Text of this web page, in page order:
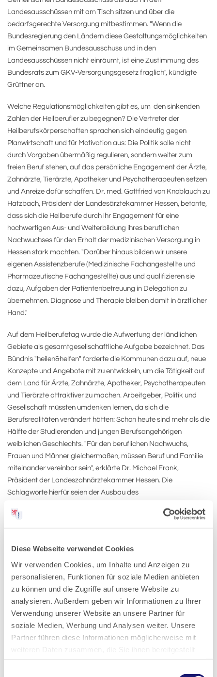
Diese Webseite verwendet Cookies
Wir verwenden Cookies, um Inhalte und Anzeigen zu
personalisieren, Funktionen für soziale Medien anbieten
zu können und die Zugriffe auf unsere Website zu
analysieren. Außerdem geben wir Informationen zu Ihrer
Verwendung unserer Website an unsere Partner für
soziale Medien, Werbung und Analysen weiter. Unsere
Partner führen diese Informationen möglicherweise mit
haben oder die sie im Rahmen Ihrer Nutzung der Dienste
Landesausschüssen mit am Tisch sitzen und über die
bedarfsgerechte Versorgung mitbestimmen. "Wenn die
Bundesregierung den Ländern diese Gestaltungsmöglichkeiten
im Gemeinsamen Bundesausschuss und in den
Landesausschüssen nicht einräumt, ist eine Zustimmung des
Bundesrats zum GKV-Versorgungsgesetz fraglich", kündigte
Grüttner an.
Welche Regulationsmöglichkeiten gibt es, um den sinkenden
Zahlen der Heilberufler zu begegnen? Die Vertreter der
Heilberufskörperschaften sprachen sich eindeutig gegen
Planwirtschaft und für Motivation aus: Die Politik solle nicht
durch Vorgaben übermäßig regulieren, sondern weiter zum
freien Beruf stehen, auf das persönliche Engagement der Ärzte,
Zahnärzte, Tierärzte, Apotheker und Psychotherapeuten setzen
und Anreize dafür schaffen. Dr. med. Gottfried von Knoblauch zu
Hatzbach, Präsident der Landesärztekammer Hessen, betonte,
dass sich die Heilberufe durch ihr Engagement für eine
hochwertigen Aus- und Weiterbildung ihres beruflichen
Nachwuchses für den Erhalt der medizinischen Versorgung in
Hessen stark machten. "Darüber hinaus bilden wir unsere
eigenen Assistenzberufe (Medizinische Fachangestellte und
Pharmazeutische Fachangestellte) aus und qualifizieren sie
dazu, Aufgaben der Patientenbetreuung in Delegation zu
übernehmen. Diagnose und Therapie bleiben damit in ärztlicher
Hand."
Auf dem Heilberufetag wurde die Aufwertung der ländlichen
Gebiete als gesamtgesellschaftliche Aufgabe bezeichnet. Das
Bündnis "heilen&helfen" forderte die Kommunen dazu auf, neue
Konzepte und Angebote mit zu entwickeln, um die Tätigkeit auf
dem Land für Ärzte, Zahnärzte, Apotheker, Psychotherapeuten
und Tierärzte attraktiver zu machen. Arbeitgeber, Politik und
Gesellschaft müssten umdenken lernen, da sich die
Berufsrealitäten verändert hätten: Schon heute sind mehr als die
Hälfte der Studierenden und jungen Berufsangehörigen
weiblichen Geschlechts. "Für den beruflichen Nachwuchs,
Frauen und Männer gleichermaßen, müssen Beruf und Familie
miteinander vereinbar sein", erklärte Dr. Michael Frank,
Präsident der Landeszahnärztekammer Hessen. Die
Schlagworte hierfür seien der Ausbau des
der Heilberufe. Arzt sein, müsse wieder Spaß machen. Es seien
aber auch die Heilberufskörperschaften selbst gefragt: Sie
neue innovative Wege und Hilfen der Berufsausübung, z.B. in
Berufsausübungsgemeinschaften, aufzeigen. Dies mache eine
flexible Gestaltung des Versorgungsauftrags im Rahmen der
Bedarfs-/Versorgungsplanung notwendig.
Gemeinsame Pressemitteilung von Landesärztekammer
Hessen, Kassenärztliche Vereinigung Hessen,
Landeszahnärztekammer Hessen, Kassenzahnärztliche
Landeskammer für Psychologische Psychotherapeuten und